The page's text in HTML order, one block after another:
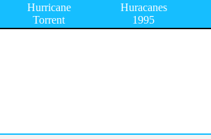
Hurricane
Torrent
Huracanes
1995